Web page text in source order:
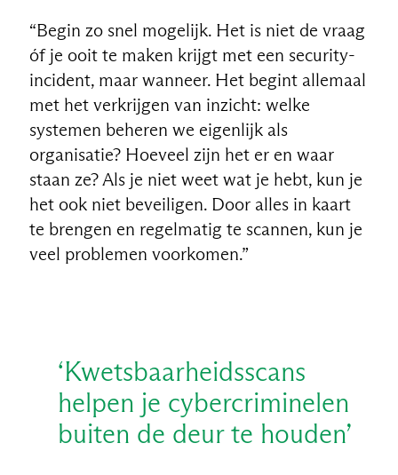
“Begin zo snel mogelijk. Het is niet de vraag
óf je ooit te maken krijgt met een security-
incident, maar wanneer. Het begint allemaal
met het verkrijgen van inzicht: welke
systemen beheren we eigenlijk als
organisatie? Hoeveel zijn het er en waar
staan ze? Als je niet weet wat je hebt, kun je
het ook niet beveiligen. Door alles in kaart
te brengen en regelmatig te scannen, kun je
veel problemen voorkomen.”
‘Kwetsbaarheidsscans
helpen je cybercriminelen
buiten de deur te houden’